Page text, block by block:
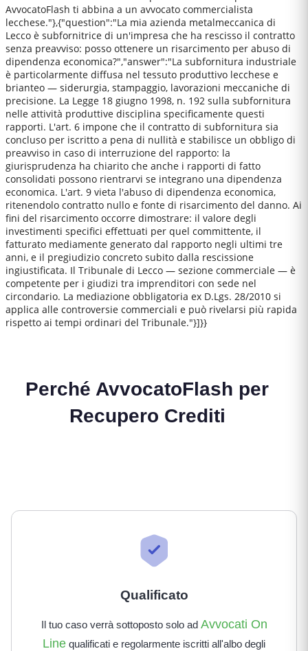
AvvocatoFlash ti abbina a un avvocato commercialista
lecchese."},{"question":"La mia azienda metalmeccanica di
Lecco è subfornitrice di un'impresa che ha rescisso il contratto
senza preavviso: posso ottenere un risarcimento per abuso di
dipendenza economica?","answer":"La subfornitura industriale
è particolarmente diffusa nel tessuto produttivo lecchese e
brianteo — siderurgia, stampaggio, lavorazioni meccaniche di
precisione. La Legge 18 giugno 1998, n. 192 sulla subfornitura
nelle attività produttive disciplina specificamente questi
rapporti. L'art. 6 impone che il contratto di subfornitura sia
concluso per iscritto a pena di nullità e stabilisce un obbligo di
preavviso in caso di interruzione del rapporto: la
giurisprudenza ha chiarito che anche i rapporti di fatto
consolidati possono rientrarvi se integrano una dipendenza
economica. L'art. 9 vieta l'abuso di dipendenza economica,
ritenendolo contratto nullo e fonte di risarcimento del danno. Ai
fini del risarcimento occorre dimostrare: il valore degli
investimenti specifici effettuati per quel committente, il
fatturato mediamente generato dal rapporto negli ultimi tre
anni, e il pregiudizio concreto subito dalla rescissione
ingiustificata. Il Tribunale di Lecco — sezione commerciale — è
competente per i giudizi tra imprenditori con sede nel
circondario. La mediazione obbligatoria ex D.Lgs. 28/2010 si
applica alle controversie commerciali e può rivelarsi più rapida
rispetto ai tempi ordinari del Tribunale."}]}}
Perché AvvocatoFlash per
Recupero Crediti
Qualificato
Il tuo caso verrà sottoposto solo ad Avvocati On
Line qualificati e regolarmente iscritti all'albo degli